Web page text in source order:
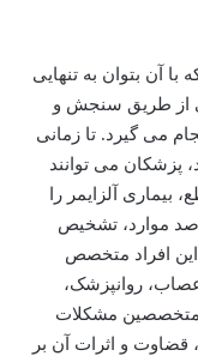
آن بتوان به تنهایی
از طریق سنجش و
می گیرد. تا زمانی
پزشکان می توانند
آلزایمر را
با این همه معمولا ۸۰ تا ۹۰ درصد موارد، تشخیص
افراد متخصص
روانپزشک،
متخصصین مشکلات
قضاوت و اثرات آن بر